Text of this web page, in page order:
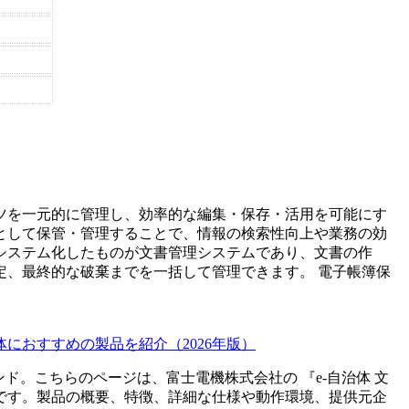
一元的に管理し、効率的な編集・保存・活用を可能にす
て保管・管理することで、情報の検索性向上や業務の効
テム化したものが文書管理システムであり、文書の作
最終的な破棄までを一括して管理できます。 電子帳簿保
おすすめの製品を紹介（2026年版）
。こちらのページは、 富士電機株式会社の 『e-自治体 文
す。製品の概要、特徴、詳細な仕様や動作環境、提供元企